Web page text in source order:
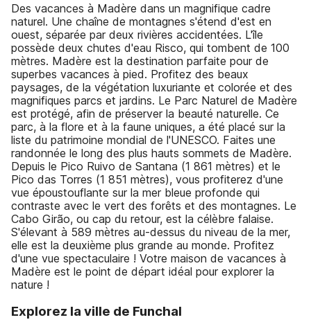
Des vacances à Madère dans un magnifique cadre
naturel. Une chaîne de montagnes s'étend d'est en
ouest, séparée par deux rivières accidentées. L'île
possède deux chutes d'eau Risco, qui tombent de 100
mètres. Madère est la destination parfaite pour de
superbes vacances à pied. Profitez des beaux
paysages, de la végétation luxuriante et colorée et des
magnifiques parcs et jardins. Le Parc Naturel de Madère
est protégé, afin de préserver la beauté naturelle. Ce
parc, à la flore et à la faune uniques, a été placé sur la
liste du patrimoine mondial de l'UNESCO. Faites une
randonnée le long des plus hauts sommets de Madère.
Depuis le Pico Ruivo de Santana (1 861 mètres) et le
Pico das Torres (1 851 mètres), vous profiterez d'une
vue époustouflante sur la mer bleue profonde qui
contraste avec le vert des forêts et des montagnes. Le
Cabo Girão, ou cap du retour, est la célèbre falaise.
S'élevant à 589 mètres au-dessus du niveau de la mer,
elle est la deuxième plus grande au monde. Profitez
d'une vue spectaculaire ! Votre maison de vacances à
Madère est le point de départ idéal pour explorer la
nature !
Explorez la ville de Funchal